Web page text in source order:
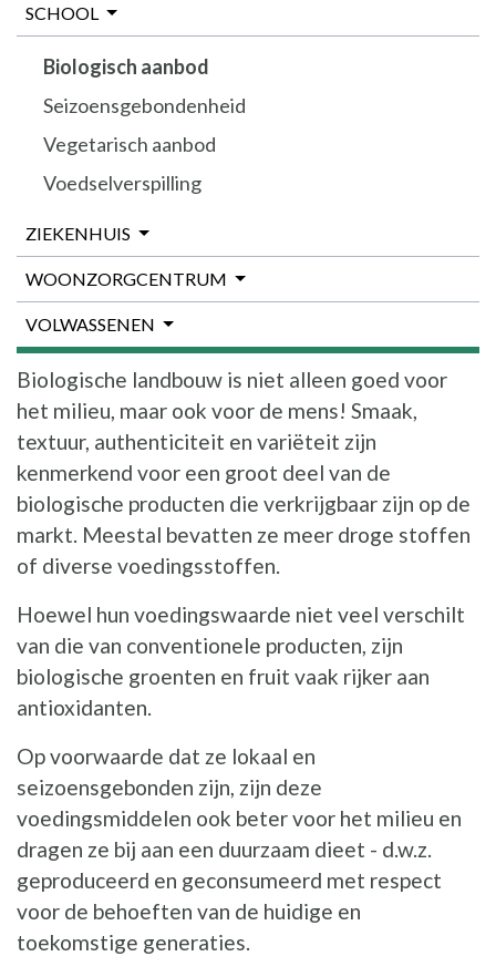
Biologische landbouw is niet alleen goed voor
het milieu, maar ook voor de mens! Smaak,
textuur, authenticiteit en variëteit zijn
kenmerkend voor een groot deel van de
biologische producten die verkrijgbaar zijn op de
markt. Meestal bevatten ze meer droge stoffen
of diverse voedingsstoffen.
Hoewel hun voedingswaarde niet veel verschilt
van die van conventionele producten, zijn
biologische groenten en fruit vaak rijker aan
antioxidanten.
Op voorwaarde dat ze lokaal en
seizoensgebonden zijn, zijn deze
voedingsmiddelen ook beter voor het milieu en
dragen ze bij aan een duurzaam dieet - d.w.z.
geproduceerd en geconsumeerd met respect
voor de behoeften van de huidige en
toekomstige generaties.
SCHOOL
Biologisch aanbod
Seizoensgebondenheid
Vegetarisch aanbod
Voedselverspilling
ZIEKENHUIS
WOONZORGCENTRUM
VOLWASSENEN